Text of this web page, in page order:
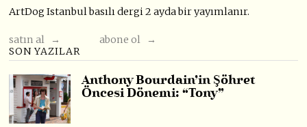
ArtDog Istanbul basılı dergi 2 ayda bir yayımlanır.
satın al →
abone ol →
SON YAZILAR
Anthony Bourdain’in Şöhret
Öncesi Dönemi: “Tony”